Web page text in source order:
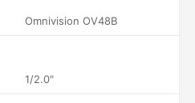
Omnivision OV48B
1/2.0"